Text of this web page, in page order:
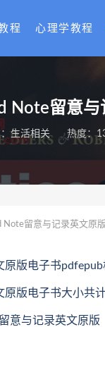
程 心理学教程
Note留意
生活相关 热度：
Note留意与记录英文原
原版电子书
原版电子书大小共
意与记录英文原版